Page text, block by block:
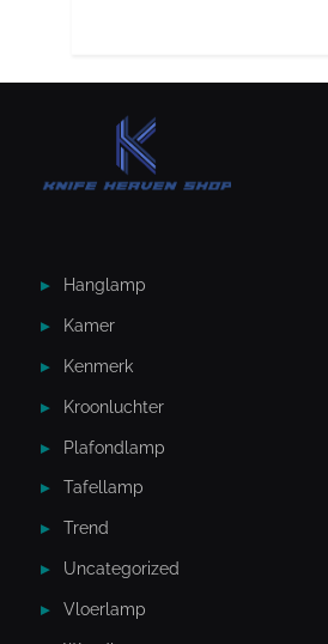
Hanglamp
Kamer
Kenmerk
Kroonluchter
Plafondlamp
Tafellamp
Trend
Uncategorized
Vloerlamp